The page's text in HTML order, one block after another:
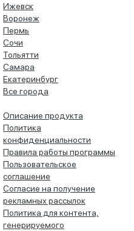
Ижевск
Воронеж
Пермь
Сочи
Тольятти
Самара
Екатеринбург
Все города
Описание продукта
Политика
конфиденциальности
Правила работы программы
Пользовательское
соглашение
Согласие на получение
рекламных рассылок
Политика для контента,
генерируемого